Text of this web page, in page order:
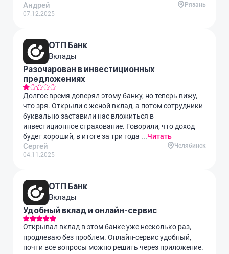
Андрей
07.12.2025
Рязань
ОТП Банк
Вклады
Разочарован в инвестиционных
предложениях
Долгое время доверял этому банку, но теперь вижу,
что зря. Открыли с женой вклад, а потом сотрудники
буквально заставили нас вложиться в
инвестиционное страхование. Говорили, что доход
будет хороший, в итоге за три года ...Читать
Сергей
04.11.2025
Челябинск
ОТП Банк
Вклады
Удобный вклад и онлайн-сервис
Открывал вклад в этом банке уже несколько раз,
продлеваю без проблем. Онлайн-сервис удобный,
почти все вопросы можно решить через приложение.